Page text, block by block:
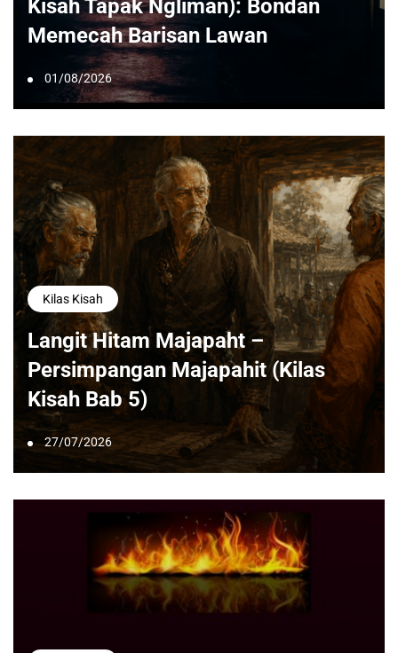
Kisah Tapak Ngliman): Bondan
Memecah Barisan Lawan
01/08/2026
Kilas Kisah
Langit Hitam Majapaht –
Persimpangan Majapahit (Kilas
Kisah Bab 5)
27/07/2026